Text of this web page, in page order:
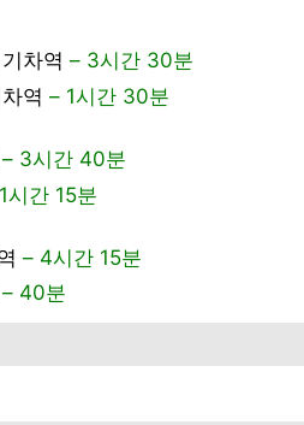
차역 – 3시간 30분
역 – 1시간 30분
– 3시간 40분
시간 15분
– 4시간 15분
– 40분